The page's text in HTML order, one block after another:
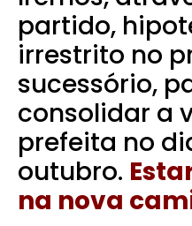
partido,
irrestrito no
sucessório,
consolidar a
prefeita no
outubro.
na nova